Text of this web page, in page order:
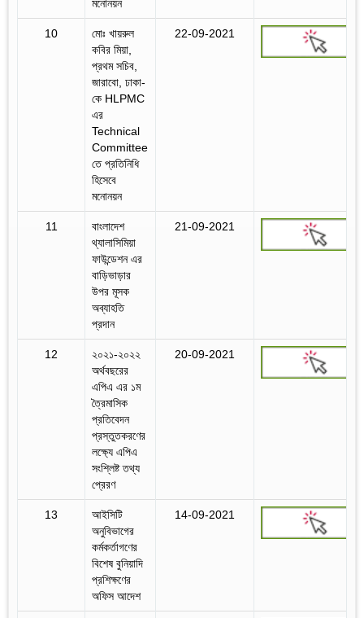
মনোনয়ন
10
মোঃ খায়রুল
কবির মিয়া,
প্রথম সচিব,
জারাবো, ঢাকা-
কে HLPMC
এর
Technical
Committee
তে প্রতিনিধি
হিসেবে
মনোনয়ন
22-09-2021
11
বাংলাদেশ
থ্যালাসিমিয়া
ফাউন্ডেশন এর
বাড়িভাড়ার
উপর মূসক
অব্যাহতি
প্রদান
21-09-2021
12
২০২১-২০২২
অর্থবছরের
এপিএ এর ১ম
ত্রৈমাসিক
প্রতিবেদন
প্রস্তুতকরণের
লক্ষ্যে এপিএ
সংশ্লিষ্ট তথ্য
প্রেরণ
20-09-2021
13
আইসিটি
অনুবিভাগের
কর্মকর্তাগণের
বিশেষ বুনিয়াদি
প্রশিক্ষণের
অফিস আদেশ
14-09-2021